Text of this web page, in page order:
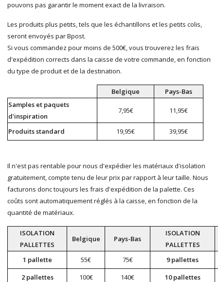
pouvons pas garantir le moment exact de la livraison.
Les produits plus petits, tels que les échantillons et les petits colis,
seront envoyés par Bpost.
Si vous commandez pour moins de 500€, vous trouverez les frais
d'expédition corrects dans la caisse de votre commande, en fonction
du type de produit et de la destination.
Belgique
Pays-Bas
Samples et paquets
d'inspiration
7,95€ 11,95€
Produits standard 19,95€ 39,95€
Il n'est pas rentable pour nous d'expédier les matériaux d'isolation
gratuitement, compte tenu de leur prix par rapport à leur taille. Nous
facturons donc toujours les frais d'expédition de la palette. Ces
coûts sont automatiquement réglés à la caisse, en fonction de la
quantité de matériaux.
ISOLATION
PALLETTES
Belgique Pays-Bas
ISOLATION
PALLETTES
1 pallette
55€ 75€
9 pallettes
2 pallettes
100€ 140€
10 pallettes